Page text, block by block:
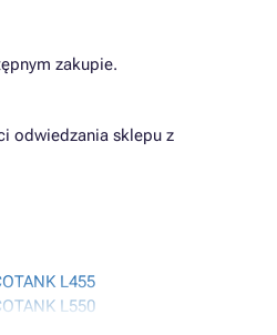
zakupie.
odwiedzania sklepu z
L455
L550